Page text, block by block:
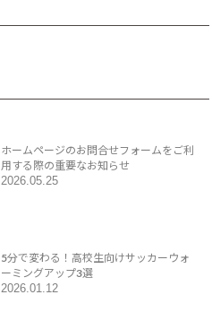
ホームページのお問合せフォームをご利
用する際の重要なお知らせ
2026.05.25
5分で変わる！高校生向けサッカーウォ
ーミングアップ3選
2026.01.12